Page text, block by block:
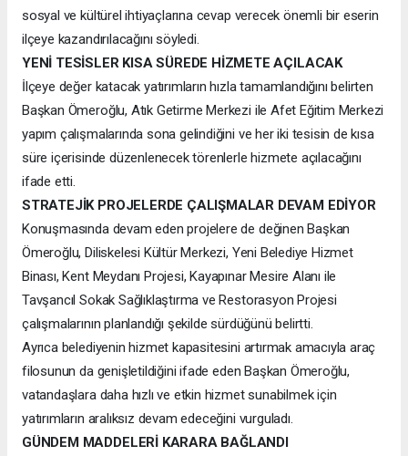
sosyal ve kültürel ihtiyaçlarına cevap verecek önemli bir eserin
ilçeye kazandırılacağını söyledi.
YENİ TESİSLER KISA SÜREDE HİZMETE AÇILACAK
İlçeye değer katacak yatırımların hızla tamamlandığını belirten
Başkan Ömeroğlu, Atık Getirme Merkezi ile Afet Eğitim Merkezi
yapım çalışmalarında sona gelindiğini ve her iki tesisin de kısa
süre içerisinde düzenlenecek törenlerle hizmete açılacağını
ifade etti.
STRATEJİK PROJELERDE ÇALIŞMALAR DEVAM EDİYOR
Konuşmasında devam eden projelere de değinen Başkan
Ömeroğlu, Diliskelesi Kültür Merkezi, Yeni Belediye Hizmet
Binası, Kent Meydanı Projesi, Kayapınar Mesire Alanı ile
Tavşancıl Sokak Sağlıklaştırma ve Restorasyon Projesi
çalışmalarının planlandığı şekilde sürdüğünü belirtti.
Ayrıca belediyenin hizmet kapasitesini artırmak amacıyla araç
filosunun da genişletildiğini ifade eden Başkan Ömeroğlu,
vatandaşlara daha hızlı ve etkin hizmet sunabilmek için
yatırımların aralıksız devam edeceğini vurguladı.
GÜNDEM MADDELERİ KARARA BAĞLANDI